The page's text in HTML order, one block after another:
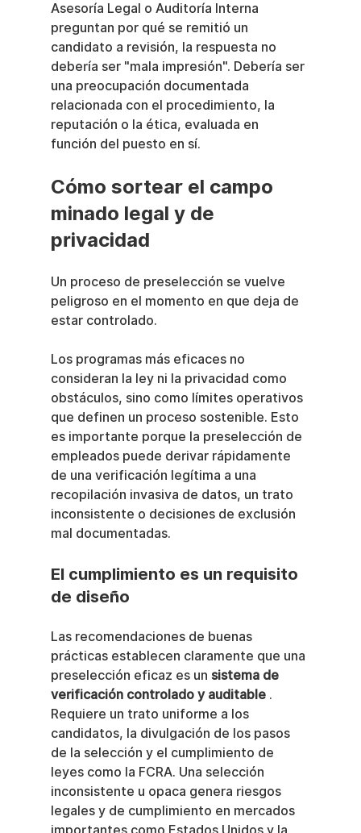
Asesoría Legal o Auditoría Interna
preguntan por qué se remitió un
candidato a revisión, la respuesta no
debería ser "mala impresión". Debería ser
una preocupación documentada
relacionada con el procedimiento, la
reputación o la ética, evaluada en
función del puesto en sí.
Cómo sortear el campo
minado legal y de
privacidad
Un proceso de preselección se vuelve
peligroso en el momento en que deja de
estar controlado.
Los programas más eficaces no
consideran la ley ni la privacidad como
obstáculos, sino como límites operativos
que definen un proceso sostenible. Esto
es importante porque la preselección de
empleados puede derivar rápidamente
de una verificación legítima a una
recopilación invasiva de datos, un trato
inconsistente o decisiones de exclusión
mal documentadas.
El cumplimiento es un requisito
de diseño
Las recomendaciones de buenas
prácticas establecen claramente que una
preselección eficaz es un sistema de
verificación controlado y auditable .
Requiere un trato uniforme a los
candidatos, la divulgación de los pasos
de la selección y el cumplimiento de
leyes como la FCRA. Una selección
inconsistente u opaca genera riesgos
legales y de cumplimiento en mercados